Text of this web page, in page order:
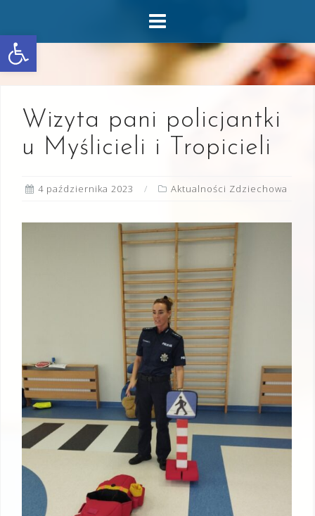
Otwórz pasek narzędzi
content
Wizyta pani policjantki
u Myślicieli i Tropicieli
4 października 2023 Aktualności Zdziechowa